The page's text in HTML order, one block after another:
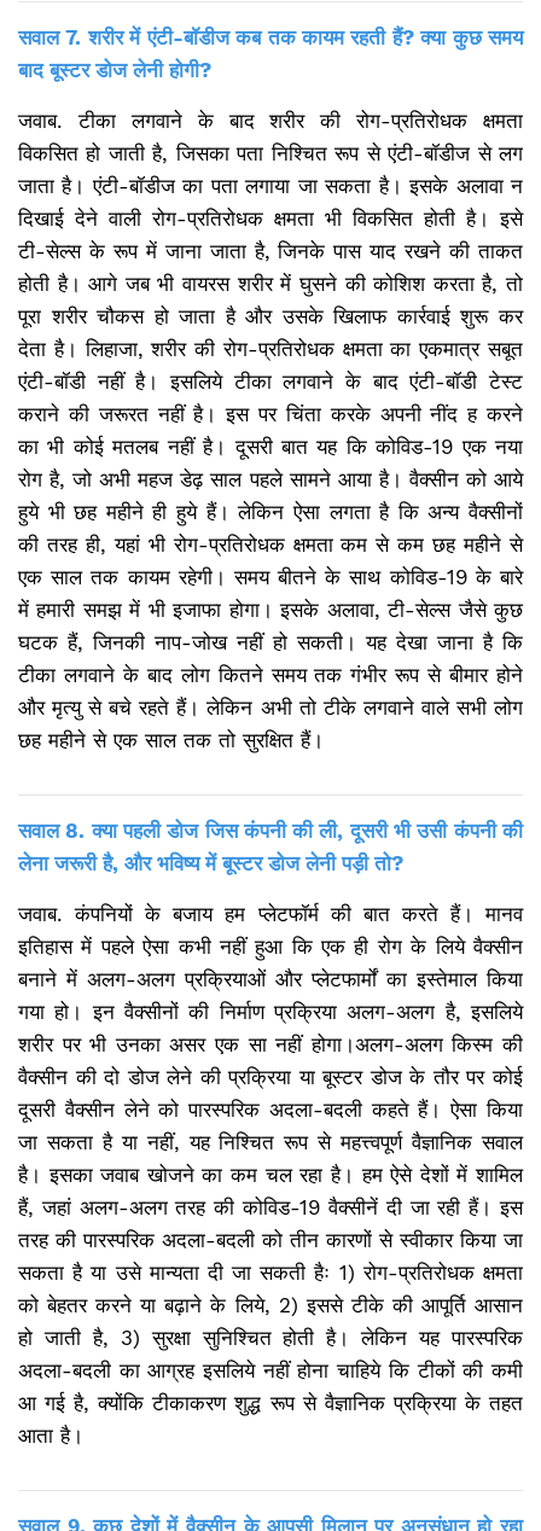
सवाल 7. शरीर में एंटी-बॉडीज कब तक कायम रहती हैं? क्या कुछ समय
बाद बूस्टर डोज लेनी होगी?
जवाब. टीका लगवाने के बाद शरीर की रोग-प्रतिरोधक क्षमता
विकसित हो जाती है, जिसका पता निश्चित रूप से एंटी-बॉडीज से लग
जाता है। एंटी-बॉडीज का पता लगाया जा सकता है। इसके अलावा न
दिखाई देने वाली रोग-प्रतिरोधक क्षमता भी विकसित होती है। इसे
टी-सेल्स के रूप में जाना जाता है, जिनके पास याद रखने की ताकत
होती है। आगे जब भी वायरस शरीर में घुसने की कोशिश करता है, तो
पूरा शरीर चौकस हो जाता है और उसके खिलाफ कार्रवाई शुरू कर
देता है। लिहाजा, शरीर की रोग-प्रतिरोधक क्षमता का एकमात्र सबूत
एंटी-बॉडी नहीं है। इसलिये टीका लगवाने के बाद एंटी-बॉडी टेस्ट
कराने की जरूरत नहीं है। इस पर चिंता करके अपनी नींद ह करने
का भी कोई मतलब नहीं है। दूसरी बात यह कि कोविड-19 एक नया
रोग है, जो अभी महज डेढ़ साल पहले सामने आया है। वैक्सीन को आये
हुये भी छह महीने ही हुये हैं। लेकिन ऐसा लगता है कि अन्य वैक्सीनों
की तरह ही, यहां भी रोग-प्रतिरोधक क्षमता कम से कम छह महीने से
एक साल तक कायम रहेगी। समय बीतने के साथ कोविड-19 के बारे
में हमारी समझ में भी इजाफा होगा। इसके अलावा, टी-सेल्स जैसे कुछ
घटक हैं, जिनकी नाप-जोख नहीं हो सकती। यह देखा जाना है कि
टीका लगवाने के बाद लोग कितने समय तक गंभीर रूप से बीमार होने
और मृत्यु से बचे रहते हैं। लेकिन अभी तो टीके लगवाने वाले सभी लोग
छह महीने से एक साल तक तो सुरक्षित हैं।
सवाल 8. क्या पहली डोज जिस कंपनी की ली, दूसरी भी उसी कंपनी की
लेना जरूरी है, और भविष्य में बूस्टर डोज लेनी पड़ी तो?
जवाब. कंपनियों के बजाय हम प्लेटफॉर्म की बात करते हैं। मानव
इतिहास में पहले ऐसा कभी नहीं हुआ कि एक ही रोग के लिये वैक्सीन
बनाने में अलग-अलग प्रक्रियाओं और प्लेटफार्मों का इस्तेमाल किया
गया हो। इन वैक्सीनों की निर्माण प्रक्रिया अलग-अलग है, इसलिये
शरीर पर भी उनका असर एक सा नहीं होगा।अलग-अलग किस्म की
वैक्सीन की दो डोज लेने की प्रक्रिया या बूस्टर डोज के तौर पर कोई
दूसरी वैक्सीन लेने को पारस्परिक अदला-बदली कहते हैं। ऐसा किया
जा सकता है या नहीं, यह निश्चित रूप से महत्त्वपूर्ण वैज्ञानिक सवाल
है। इसका जवाब खोजने का कम चल रहा है। हम ऐसे देशों में शामिल
हैं, जहां अलग-अलग तरह की कोविड-19 वैक्सीनें दी जा रही हैं। इस
तरह की पारस्परिक अदला-बदली को तीन कारणों से स्वीकार किया जा
सकता है या उसे मान्यता दी जा सकती हैः 1) रोग-प्रतिरोधक क्षमता
को बेहतर करने या बढ़ाने के लिये, 2) इससे टीके की आपूर्ति आसान
हो जाती है, 3) सुरक्षा सुनिश्चित होती है। लेकिन यह पारस्परिक
अदला-बदली का आग्रह इसलिये नहीं होना चाहिये कि टीकों की कमी
आ गई है, क्योंकि टीकाकरण शुद्ध रूप से वैज्ञानिक प्रक्रिया के तहत
आता है।
सवाल 9. कुछ देशों में वैक्सीन के आपसी मिलान पर अनुसंधान हो रहा